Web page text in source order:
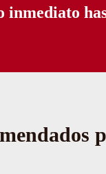
inmediato